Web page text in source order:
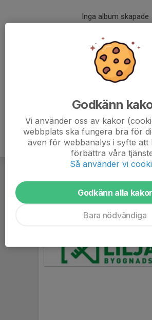
Inga album skapade
Godkänn
Vi använder oss av kakor
webbplats ska fungera bra för
även för webbanalys i syfte att
förbättra våra
Så använder vi
Godkänn alla kakor
Bara nödvändiga